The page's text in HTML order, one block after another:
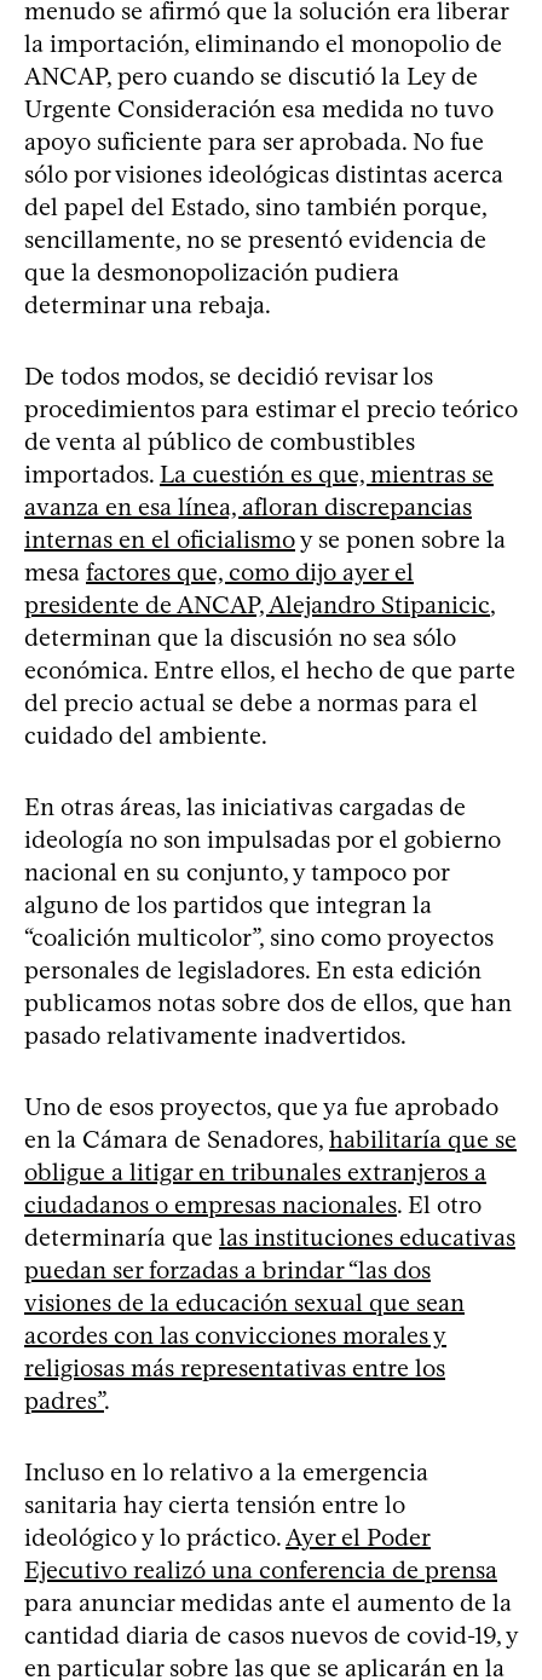
menudo se afirmó que la solución era liberar
la importación, eliminando el monopolio de
ANCAP, pero cuando se discutió la Ley de
Urgente Consideración esa medida no tuvo
apoyo suficiente para ser aprobada. No fue
sólo por visiones ideológicas distintas acerca
del papel del Estado, sino también porque,
sencillamente, no se presentó evidencia de
que la desmonopolización pudiera
determinar una rebaja.
De todos modos, se decidió revisar los
procedimientos para estimar el precio teórico
de venta al público de combustibles
importados. La cuestión es que, mientras se
avanza en esa línea, afloran discrepancias
internas en el oficialismoy se ponen sobre la
mesa factores que, como dijo ayer el
presidente de ANCAP, Alejandro Stipanicic,
determinan que la discusión no sea sólo
económica. Entre ellos, el hecho de que parte
del precio actual se debe a normas para el
cuidado del ambiente.
En otras áreas, las iniciativas cargadas de
ideología no son impulsadas por el gobierno
nacional en su conjunto, y tampoco por
alguno de los partidos que integran la
“coalición multicolor”, sino como proyectos
personales de legisladores. En esta edición
publicamos notas sobre dos de ellos, que han
pasado relativamente inadvertidos.
Uno de esos proyectos, que ya fue aprobado
en la Cámara de Senadores, habilitaría que se
obligue a litigar en tribunales extranjeros a
ciudadanos o empresas nacionales. El otro
determinaría que las instituciones educativas
puedan ser forzadas a brindar “las dos
visiones de la educación sexual que sean
acordes con las convicciones morales y
religiosas más representativas entre los
padres”.
Incluso en lo relativo a la emergencia
sanitaria hay cierta tensión entre lo
ideológico y lo práctico.Ayer el Poder
Ejecutivo realizó una conferencia de prensa
para anunciar medidas ante el aumento de la
cantidad diaria de casos nuevos de covid-19, y
en particular sobre las que se aplicarán en la